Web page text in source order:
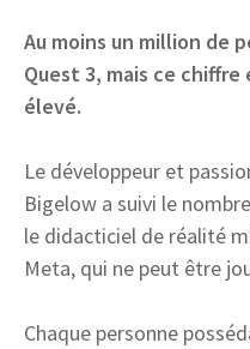
Au moins un million de
Quest 3, mais ce
élevé.
Le développeur et
Bigelow a suivi le
le didacticiel de réalité
Meta, qui ne peut être
Chaque personne